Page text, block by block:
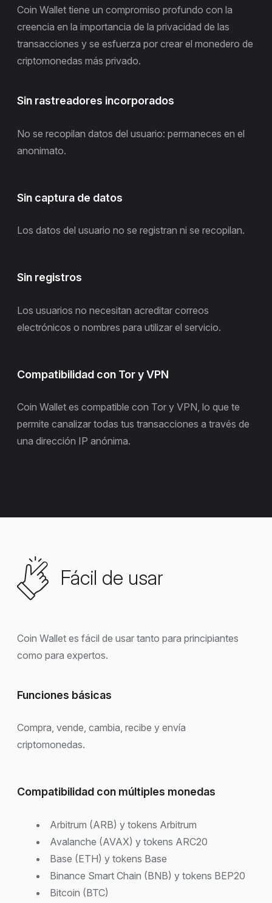
Coin Wallet tiene un compromiso profundo con la
creencia en la importancia de la privacidad de las
transacciones y se esfuerza por crear el monedero de
criptomonedas más privado.
Sin rastreadores incorporados
No se recopilan datos del usuario: permaneces en el
anonimato.
Sin captura de datos
Los datos del usuario no se registran ni se recopilan.
Sin registros
Los usuarios no necesitan acreditar correos
electrónicos o nombres para utilizar el servicio.
Compatibilidad con Tor y VPN
Coin Wallet es compatible con Tor y VPN, lo que te
permite canalizar todas tus transacciones a través de
una dirección IP anónima.
Fácil de usar
Coin Wallet es fácil de usar tanto para principiantes
como para expertos.
Funciones básicas
Compra, vende, cambia, recibe y envía
criptomonedas.
Compatibilidad con múltiples monedas
Arbitrum (ARB) y tokens Arbitrum
Avalanche (AVAX) y tokens ARC20
Base (ETH) y tokens Base
Binance Smart Chain (BNB) y tokens BEP20
Bitcoin (BTC)